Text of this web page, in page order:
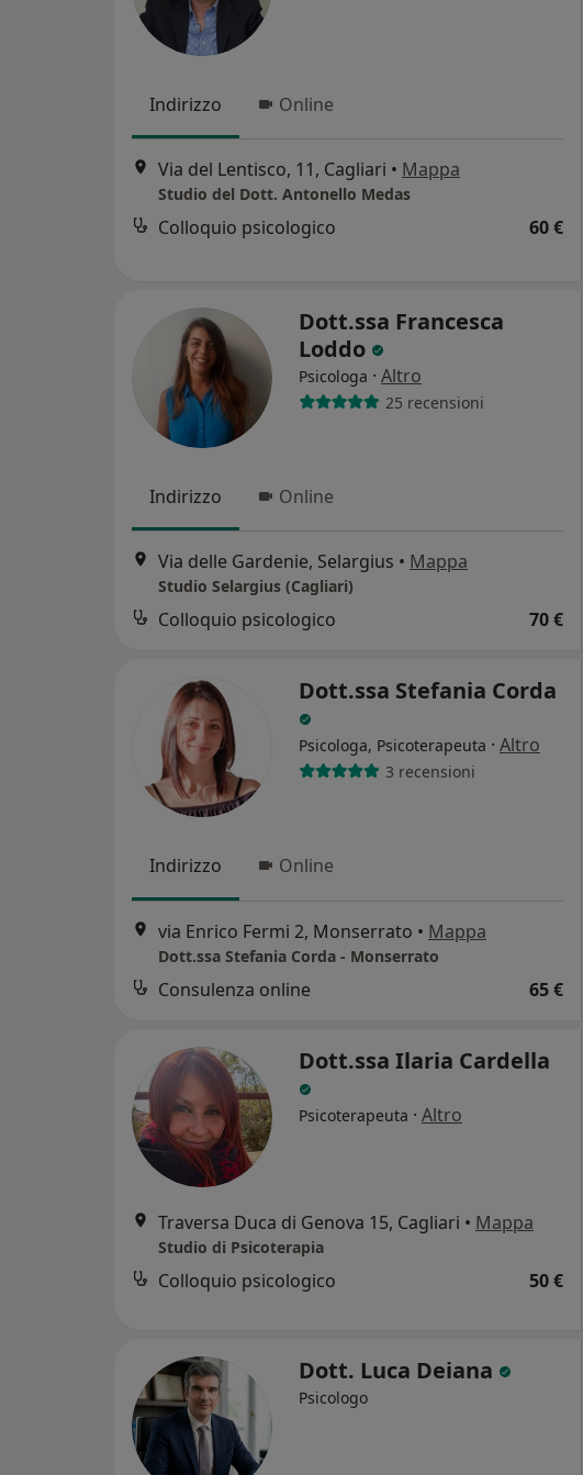
Indirizzo Online
Via del Lentisco, 11, Cagliari • Mappa
Studio del Dott. Antonello Medas
Colloquio psicologico 60 €
Dott.ssa Francesca
Loddo
Psicologa · Altro
25 recensioni
Indirizzo Online
Via delle Gardenie, Selargius • Mappa
Studio Selargius (Cagliari)
Colloquio psicologico 70 €
Dott.ssa Stefania Corda
Psicologa, Psicoterapeuta · Altro
3 recensioni
Indirizzo Online
via Enrico Fermi 2, Monserrato • Mappa
Dott.ssa Stefania Corda - Monserrato
Consulenza online 65 €
Dott.ssa Ilaria Cardella
Psicoterapeuta · Altro
Traversa Duca di Genova 15, Cagliari • Mappa
Studio di Psicoterapia
Colloquio psicologico 50 €
Dott. Luca Deiana
Psicologo